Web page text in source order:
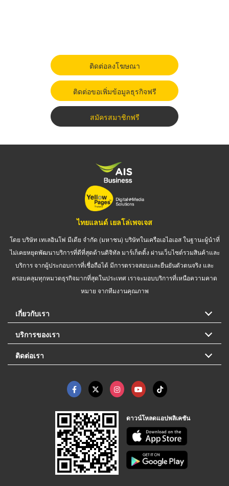
ติดต่อลงโฆษณา
ติดต่อขอเพิ่มข้อมูลธุรกิจฟรี
สมัครสมาชิกฟรี
ไทยแลนด์ เยลโล่เพจเจส
โดย บริษัท เทเลอินโฟ มีเดีย จำกัด (มหาชน) บริษัทในเครือเอไอเอส ในฐานะผู้นำที่
ไม่เคยหยุดพัฒนาบริการที่ดีที่สุดด้านดิจิทัล มาร์เก็ตติ้ง ผ่านเว็บไซต์รวมสินค้าและ
บริการ จากผู้ประกอบการที่เชื่อถือได้ มีการตรวจสอบและยืนยันตัวตนจริง และ
ครอบคลุมทุกหมวดธุรกิจมากที่สุดในประเทศ เราจะมอบบริการที่เหนือความคาด
หมาย จากทีมงานคุณภาพ
เกี่ยวกับเรา
บริการของเรา
ติดต่อเรา
ดาวน์โหลดแอปพลิเคชัน